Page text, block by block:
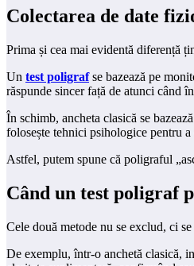
Colectarea de date
Prima și cea mai evidentă diferență
Un test poligrafse bazează pe
răspunde sincer față de atunci când
În schimb, ancheta clasică se
folosește tehnici psihologice pentru
Astfel, putem spune că poligraful
Când un test poligraf
Cele două metode nu se exclud, ci
De exemplu, într-o anchetă clasică,